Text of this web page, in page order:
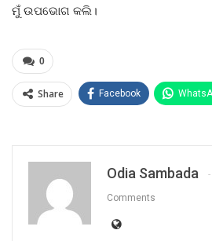
ମୁଁ ଉପଭୋଗ କଲି।
0
Share Facebook
Odia Sambada
Comments